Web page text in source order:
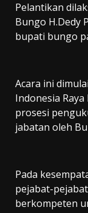
Pelantikan
Bungo H.Dedy
bupati bungo
Acara ini
Indonesia
prosesi
jabatan oleh
Pada
pejabat-
berkompeten